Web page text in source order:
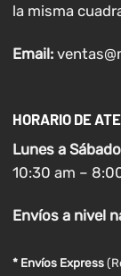
la misma
Email:
HORARIO DE
Lunes a Sábado
10:30 am –
Envíosa nivel
* Envíos Express